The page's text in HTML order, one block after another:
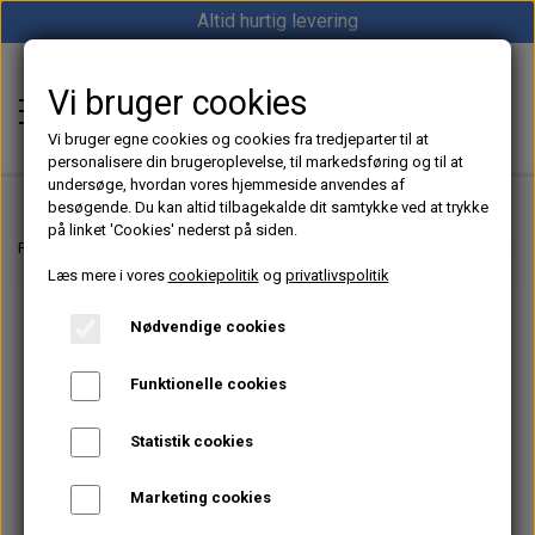
Altid hurtig levering
Shop12volt
Hjem
Autoterm dieselfyr
1852 Diesel Bådvarmer
Strøm
Vind/Sol
Forside
Vi bruger cookies
Vi bruger egne cookies og cookies fra tredjeparter til at
personalisere din brugeroplevelse, til markedsføring og til at
undersøge, hvordan vores hjemmeside anvendes af
besøgende. Du kan altid tilbagekalde dit samtykke ved at trykke
på linket 'Cookies' nederst på siden.
Læs mere i vores cookiepolitikog privatlivspolitik
Nødvendige cookies
Funktionelle cookies
Statistik cookies
Marketing cookies